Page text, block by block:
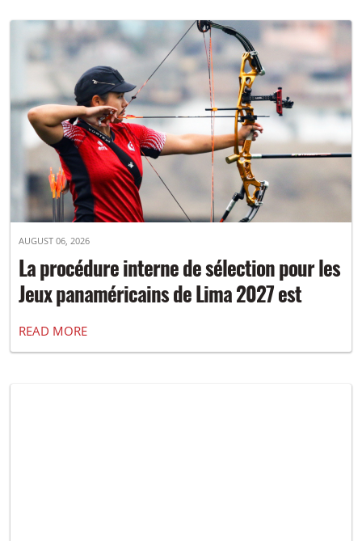
AUGUST 06, 2026
La procédure interne de sélection pour les
Jeux panaméricains de Lima 2027 est
désormais disponible
READ MORE